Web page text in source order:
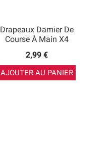
Drapeaux Damier De
Course À Main X4
2,99 €
AJOUTER AU PANIER